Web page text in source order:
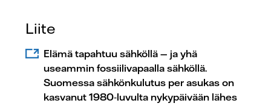
Liite
Elämä tapahtuu sähköllä — ja yhä
useammin fossiilivapaalla sähköllä.
Suomessa sähkönkulutus per asukas on
kasvanut 1980‑luvulta nykypäivään lähes